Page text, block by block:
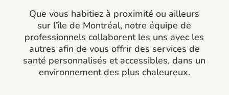
Que vous habitiez à proximité ou ailleurs
sur l’île de Montréal, notre équipe de
professionnels collaborent les uns avec les
autres afin de vous offrir des services de
santé personnalisés et accessibles, dans un
environnement des plus chaleureux.